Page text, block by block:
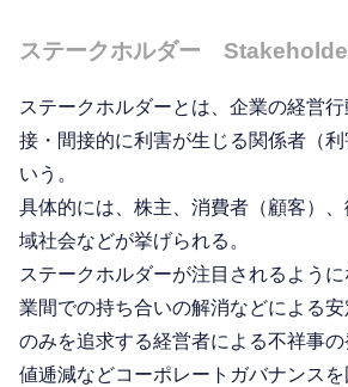
ステークホルダー
ステークホルダーとは、企業の経営
接・間接的に利害が生じる関係者（
いう。
具体的には、株主、消費者（顧客）
域社会などが挙げられる。
ステークホルダーが注目されるよう
業間での持ち合いの解消などによる
のみを追求する経営者による不祥事
値逓減などコーポレートガバナンス